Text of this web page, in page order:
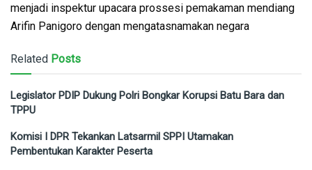
menjadi inspektur upacara prossesi pemakaman mendiang
Arifin Panigoro dengan mengatasnamakan negara
Related Posts
Legislator PDIP Dukung Polri Bongkar Korupsi Batu Bara dan
TPPU
Komisi I DPR Tekankan Latsarmil SPPI Utamakan
Pembentukan Karakter Peserta